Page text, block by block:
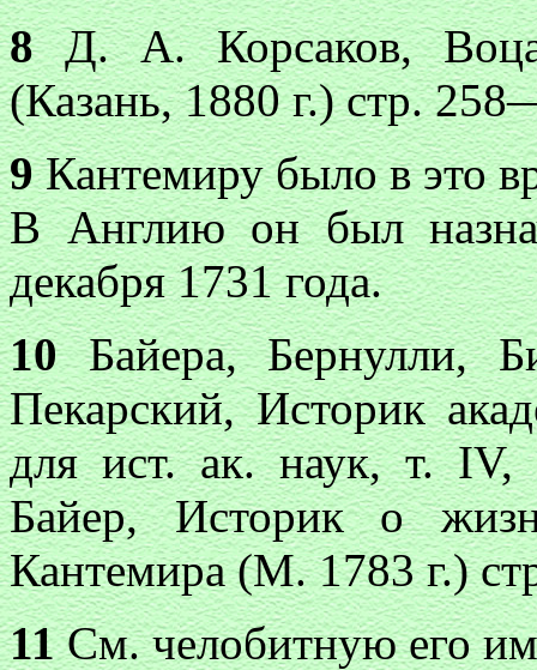
8Д. А. Корсаков,
(Казань, 1880 г.) стр.
9Кантемиру было в это
В Англию он был
декабря 1731 года.
10Байера, Бернулли,
Пекарский, Историк
для ист. ак. наук, т.
Байер, Историк о
Кантемира (М. 1783 г.)
11См. челобитную его